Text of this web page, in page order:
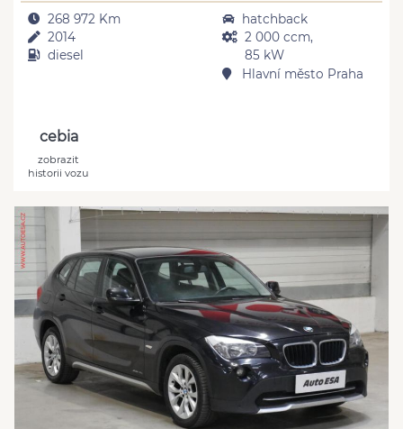
268 972 Km
2014
diesel
hatchback
2 000 ccm,
85 kW
Hlavní město Praha
cebia
zobrazit
historii vozu